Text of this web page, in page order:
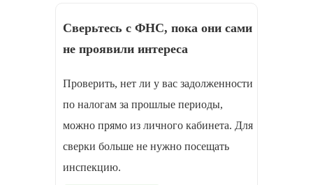
Сверьтесь с ФНС, пока они сами
не проявили интереса
Проверить, нет ли у вас задолженности
по налогам за прошлые периоды,
можно прямо из личного кабинета. Для
сверки больше не нужно посещать
инспекцию.